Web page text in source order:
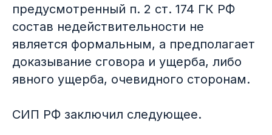
предусмотренный п. 2 ст. 174 ГК РФ
состав недействительности не
является формальным, а предполагает
доказывание сговора и ущерба, либо
явного ущерба, очевидного сторонам.
СИП РФ заключил следующее.
Новости
Ключевые позиции Президиума
СИП по вопросам прав на
04